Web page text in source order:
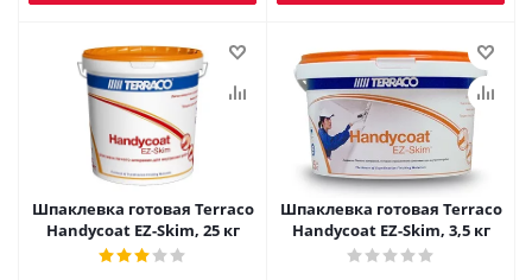
Шпаклевка готовая Terraco
Handycoat EZ-Skim, 25 кг
Шпаклевка готовая Terraco
Handycoat EZ-Skim, 3,5 кг